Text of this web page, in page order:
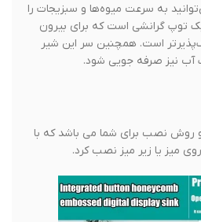
به سرعت میوه‌ها و سبزیجات را
گرانشی است که برای بیرون
است. همچنین سر این شیر
صرفه جویی شود.
نصب برای شما می باشد که با
یا زیر میز نصب کرد.